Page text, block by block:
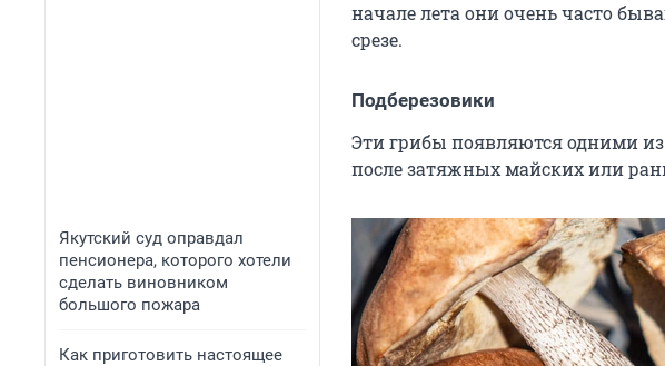
Якутский суд оправдал
пенсионера, которого хотели
сделать виновником
большого пожара
Как приготовить настоящее
начале лета они очень часто
срезе.
Подберезовики
Эти грибы появляются одними
после затяжных майских или